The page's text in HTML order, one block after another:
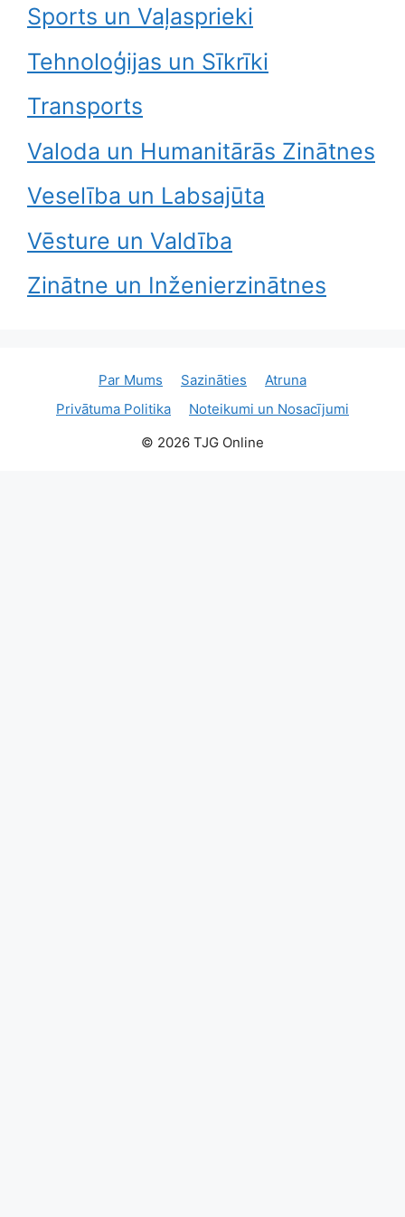
Sports un Vaļasprieki
Tehnoloģijas un Sīkrīki
Transports
Valoda un Humanitārās Zinātnes
Veselība un Labsajūta
Vēsture un Valdība
Zinātne un Inženierzinātnes
Par Mums Sazināties
Atruna
Privātuma Politika
Noteikumi un Nosacījumi
© 2026 TJG Online